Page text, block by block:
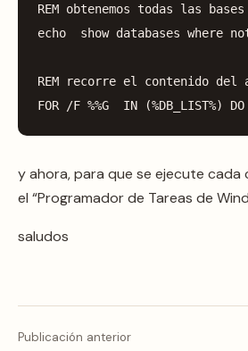
REM obtenemos todas las bases
echo
show databases where
REM recorre el contenido del
FOR
/F %%G IN (%DB_LIST%) DO
y ahora, para que se ejecute
el “Programador de Tareas de
saludos
Publicación anterior